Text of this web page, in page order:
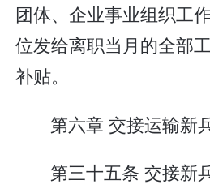
团体、企业事业组织工
位发给离职当月的全部
补贴。
第六章 交接运输新
第三十五条 交接新